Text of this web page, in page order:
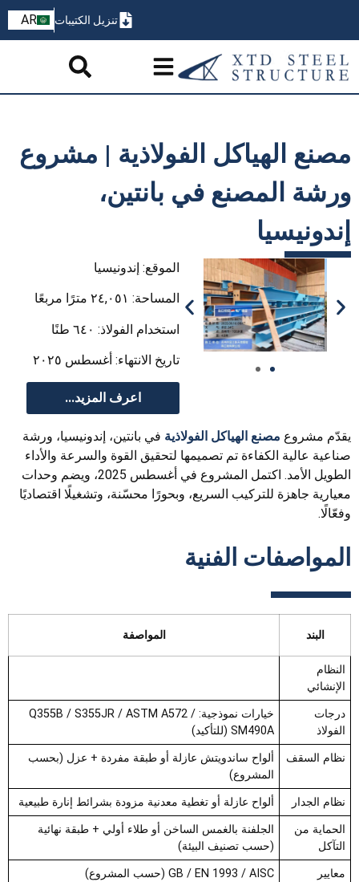
تنزيل الكتيبات AR
PT
مصنع الهياكل الفولاذية | مشروع
ورشة المصنع في بانتين،
إندونيسيا
الموقع: إندونيسيا
المساحة: ٢٤,٠٥١ مترًا مربعًا
استخدام الفولاذ: ٦٤٠ طنًا
تاريخ الانتهاء: أغسطس ٢٠٢٥
اعرف المزيد...
يقدّم مشروع مصنع الهياكل الفولاذية في بانتين، إندونيسيا، ورشة
صناعية عالية الكفاءة تم تصميمها لتحقيق القوة والسرعة والأداء
الطويل الأمد. اكتمل المشروع في أغسطس 2025، ويضم وحدات
معيارية جاهزة للتركيب السريع، وبحورًا محسّنة، وتشغيلًا اقتصاديًا
وفعّالًا.
المواصفات الفنية
البند المواصفة
النظام
الإنشائي
درجات
الفولاذ
خيارات نموذجية: Q355B / S355JR / ASTM A572 /
SM490A (للتأكيد)
نظام السقف
ألواح ساندويتش عازلة أو طبقة مفردة + عزل (بحسب
المشروع)
نظام الجدار
ألواح عازلة أو تغطية معدنية مزودة بشرائط إنارة طبيعية
الحماية من
التآكل
الجلفنة بالغمس الساخن أو طلاء أولي + طبقة نهائية
(حسب تصنيف البيئة)
معايير
GB / EN 1993 / AISC (حسب المشروع)